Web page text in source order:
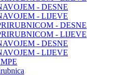
- DESNE
- LIJEVE
- DESNE
- LIJEVE
- DESNE
- LIJEVE